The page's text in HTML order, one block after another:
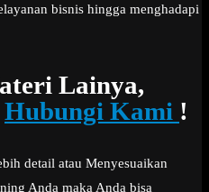
bisnis hingga menghadapi
Lainya,
Hubungi Kami !
detail atau Menyesuaikan
Anda maka Anda bisa